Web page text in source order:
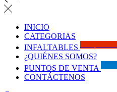
INICIO
CATEGORIAS
INFALTABLES
¿QUIÉNES SOMOS?
PUNTOS DE VENTA
CONTÁCTENOS